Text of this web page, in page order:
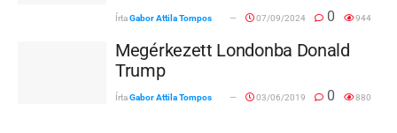
ÍrtaGabor Attila Tompos 07/09/2024 0 944
Megérkezett Londonba Donald
Trump
ÍrtaGabor Attila Tompos 03/06/2019 0 880